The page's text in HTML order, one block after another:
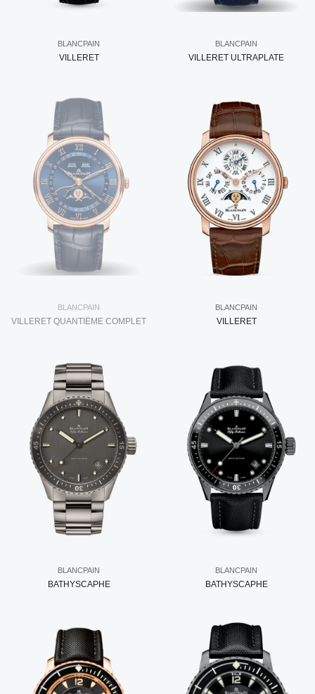
BLANCPAIN
VILLERET
BLANCPAIN
VILLERET ULTRAPLATE
BLANCPAIN
VILLERET QUANTIÈME COMPLET
BLANCPAIN
VILLERET
BLANCPAIN
BATHYSCAPHE
BLANCPAIN
BATHYSCAPHE